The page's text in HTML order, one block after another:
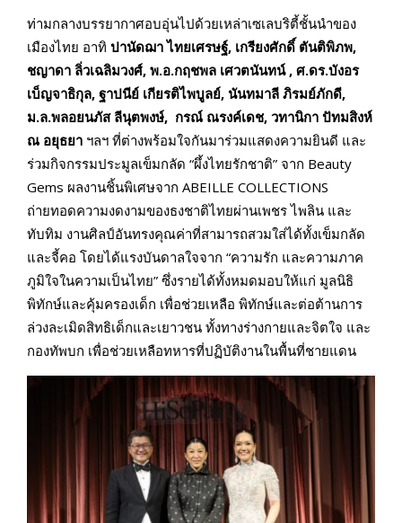
ท่ามกลางบรรยากาศอบอุ่นไปด้วยเหล่าเซเลบริตี้ชั้นนำของ
เมืองไทย อาทิ ปานัดฌา ไทยเศรษฐ์, เกรียงศักดิ์ ตันติพิภพ,
ชญาดา ลิ่วเฉลิมวงศ์, พ.อ.กฤชพล เศวตนันทน์ , ศ.ดร.บังอร
เบ็ญจาธิกุล, ฐาปนีย์ เกียรติไพบูลย์, นันทมาลี ภิรมย์ภักดี,
ม.ล.พลอยนภัส ลีนุตพงษ์, กรณ์ ณรงค์เดช, วทานิกา ปัทมสิงห์
ณ อยุธยา ฯลฯ ที่ต่างพร้อมใจกันมาร่วมแสดงความยินดี และ
ร่วมกิจกรรมประมูลเข็มกลัด “ผึ้งไทยรักชาติ” จาก Beauty
Gems ผลงานชิ้นพิเศษจาก ABEILLE COLLECTIONS
ถ่ายทอดความงดงามของธงชาติไทยผ่านเพชร ไพลิน และ
ทับทิม งานศิลป์อันทรงคุณค่าที่สามารถสวมใส่ได้ทั้งเข็มกลัด
และจี้คอ โดยได้แรงบันดาลใจจาก “ความรัก และความภาค
ภูมิใจในความเป็นไทย” ซึ่งรายได้ทั้งหมดมอบให้แก่ มูลนิธิ
พิทักษ์และคุ้มครองเด็ก เพื่อช่วยเหลือ พิทักษ์และต่อต้านการ
ล่วงละเมิดสิทธิเด็กและเยาวชน ทั้งทางร่างกายและจิตใจ และ
กองทัพบก เพื่อช่วยเหลือทหารที่ปฏิบัติงานในพื้นที่ชายแดน